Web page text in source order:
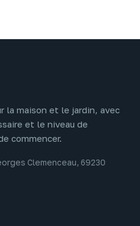
la maison et le jardin, avec
et le niveau de
commencer.
Clemenceau, 69230